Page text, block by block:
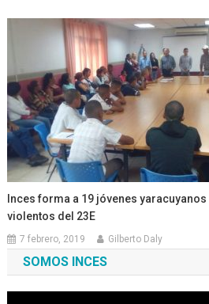
Inces forma a 19 jóvenes
violentos del 23E
7 febrero, 2019 Gilberto Daly
SOMOS INCES